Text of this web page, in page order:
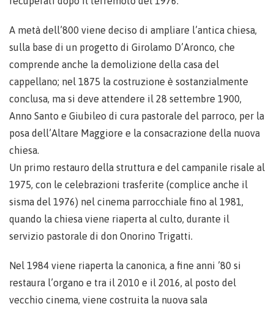
A metà dell’800 viene deciso di ampliare l’antica chiesa,
sulla base di un progetto di Girolamo D’Aronco, che
comprende anche la demolizione della casa del
cappellano; nel 1875 la costruzione è sostanzialmente
conclusa, ma si deve attendere il 28 settembre 1900,
Anno Santo e Giubileo di cura pastorale del parroco, per la
posa dell’Altare Maggiore e la consacrazione della nuova
chiesa.
Un primo restauro della struttura e del campanile risale al
1975, con le celebrazioni trasferite (complice anche il
sisma del 1976) nel cinema parrocchiale fino al 1981,
quando la chiesa viene riaperta al culto, durante il
servizio pastorale di don Onorino Trigatti.
Nel 1984 viene riaperta la canonica, a fine anni ’80 si
restaura l’organo e tra il 2010 e il 2016, al posto del
vecchio cinema, viene costruita la nuova sala